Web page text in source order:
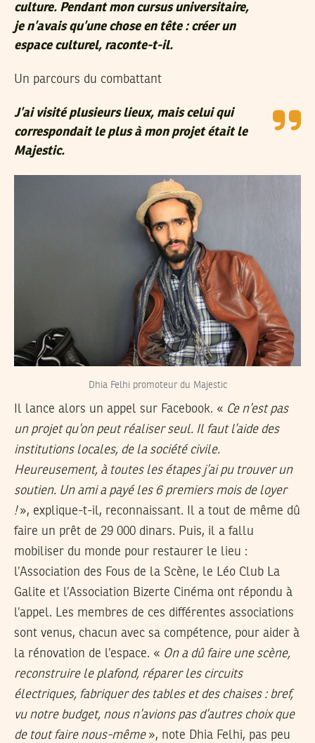
culture. Pendant mon cursus universitaire,
je n’avais qu’une chose en tête : créer un
espace culturel, raconte-t-il.
Un parcours du combattant
J’ai visité plusieurs lieux, mais celui qui
correspondait le plus à mon projet était le
Majestic.
Dhia Felhi promoteur du Majestic
Il lance alors un appel sur Facebook. « Ce n’est pas
un projet qu’on peut réaliser seul. Il faut l’aide des
institutions locales, de la société civile.
Heureusement, à toutes les étapes j’ai pu trouver un
soutien. Un ami a payé les 6 premiers mois de loyer
!», explique-t-il, reconnaissant. Il a tout de même dû
faire un prêt de 29 000 dinars. Puis, il a fallu
mobiliser du monde pour restaurer le lieu :
l’Association des Fous de la Scène, le Léo Club La
Galite et l’Association Bizerte Cinéma ont répondu à
l’appel. Les membres de ces différentes associations
sont venus, chacun avec sa compétence, pour aider à
la rénovation de l’espace. « On a dû faire une scène,
reconstruire le plafond, réparer les circuits
électriques, fabriquer des tables et des chaises : bref,
vu notre budget, nous n’avions pas d’autres choix que
de tout faire nous-même», note Dhia Felhi, pas peu